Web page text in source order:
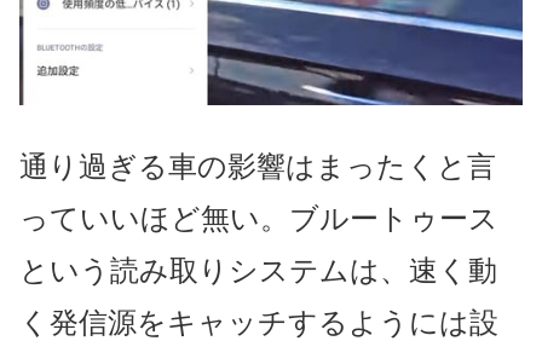
通り過ぎる車の影響はまったくと言
っていいほど無い。ブルートゥース
という読み取りシステムは、速く動
く発信源をキャッチするようには設